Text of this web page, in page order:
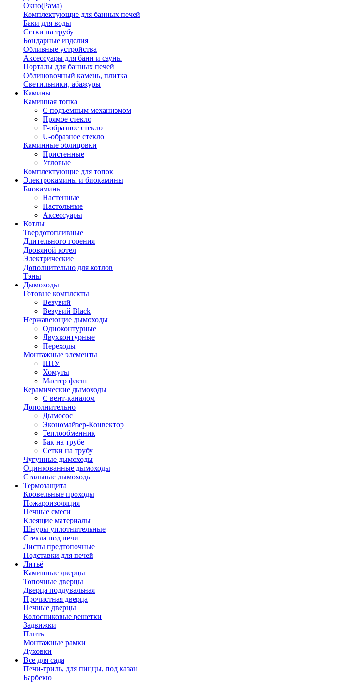
Окно(Рама)
Комплектующие для банных печей
Баки для воды
Сетки на трубу
Бондарные изделия
Обливные устройства
Аксессуары для бани и сауны
Порталы для банных печей
Облицовочный камень, плитка
Светильники, абажуры
Камины
Каминная топка
С подъемным механизмом
Прямое стекло
Г-образное стекло
U-образное стекло
Каминные облицовки
Пристенные
Угловые
Комплектующие для топок
Электрокамины и биокамины
Биокамины
Настенные
Настольные
Аксессуары
Котлы
Твердотопливные
Длительного горения
Дровяной котел
Электрические
Дополнительно для котлов
Тэны
Дымоходы
Готовые комплекты
Везувий
Везувий Black
Нержавеющие дымоходы
Одноконтурные
Двухконтурные
Переходы
Монтажные элементы
ППУ
Хомуты
Мастер флеш
Керамические дымоходы
С вент-каналом
Дополнительно
Дымосос
Экономайзер-Конвектор
Теплообменник
Бак на трубе
Сетки на трубу
Чугунные дымоходы
Оцинкованные дымоходы
Стальные дымоходы
Термозащита
Кровельные проходы
Пожароизоляция
Печные смеси
Клеящие материалы
Шнуры уплотнительные
Стекла под печи
Листы предтопочные
Подставки для печей
Литьё
Каминные дверцы
Топочные дверцы
Дверца поддувальная
Прочистная дверца
Печные дверцы
Колосниковые решетки
Задвижки
Плиты
Монтажные рамки
Духовки
Все для сада
Печи-гриль, для пиццы, под казан
Барбекю